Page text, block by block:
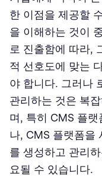
한 이점을 제공할
을 이해하는 것이
로 진출함에 따라,
적 선호도에 맞는
야 합니다. 그러나
관리하는 것은 복
며, 특히 CMS 플
나, CMS 플랫폼을
를 생성하고 관리
요될 수 있습니다.